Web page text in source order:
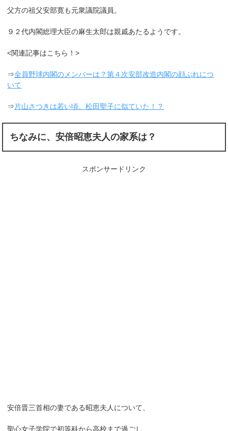
父方の祖父安部寛も元衆議院議員。
９２代内閣総理大臣の麻生太郎は親戚あたるようです。
<関連記事はこちら！>
⇒全員野球内閣のメンバーは？第４次安部改造内閣の顔ぶれにつ
いて
⇒片山さつきは若い頃、松田聖子に似ていた！？
ちなみに、安倍昭恵夫人の家系は？
スポンサードリンク
安倍晋三首相の妻である昭恵夫人について、
聖心女子学院で初等科から高校まで過ごし、